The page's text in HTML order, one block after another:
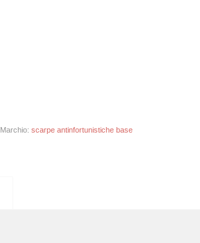
Marchio:scarpe antinfortunistiche base